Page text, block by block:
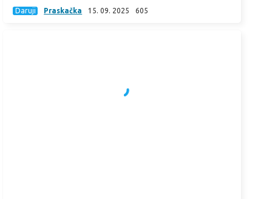
Daruji Praskačka 15. 09. 2025 605